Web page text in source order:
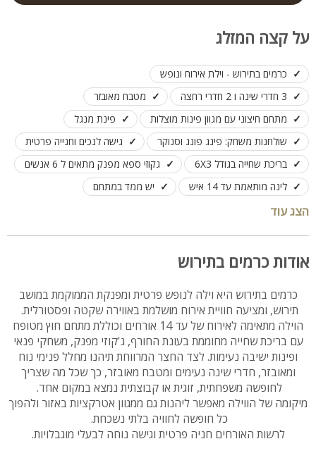
על קצה המזלג
כרמים בתירוש - וילת אירוח ונופש
3 חדרי שינה ו 2 חדרי רחצה
מטבח מאובזר
מתחם חיצוני עם מגוון פינות מוצלות
פינת מנגל
שולחנות משחק: פינג פונג וסנוקר
גישה לנכים וחנייה פרטית
בריכת שחייה בגודל 6X3
גקוזי ספא מפנק מתאים ל 6 אנשים
לינה מותאמת עד 14 איש
יש ממד במתחם
הצג עוד
אודות כרמים בתירוש
כרמים בתירוש היא וילה לנופש פרטית ומפנקת הממוקמת במושב
תירוש, ומציעה חוויית אירוח מושלמת באווירה שקטה ופסטורלית.
הוילה מתאימה לאירוח של עד 14 אורחים וכוללת מתחם חוץ מטופח
עם בריכת שחייה מחוממת בעונת החורף, ג'קוזי מפנק, משחקי פנאי
ופינות ישיבה נעימות. לצד החצר המרווחת תיהנו מחלל פנימי נוח
ומאובזר, חדרי שינה נעימים ומטבח מאובזר, כך שכל מה שצריך
לחופשה משפחתית, זוגית או קבוצתית נמצא במקום אחד.
מיקומה של הווילה מאפשר ליהנות גם ממגוון אטרקציות באזור ולהפוך
כל חופשה לחוויה בלתי נשכחת.
לרשות האורחים חניה פרטית וגישה נוחה לבעלי מוגבלויות.